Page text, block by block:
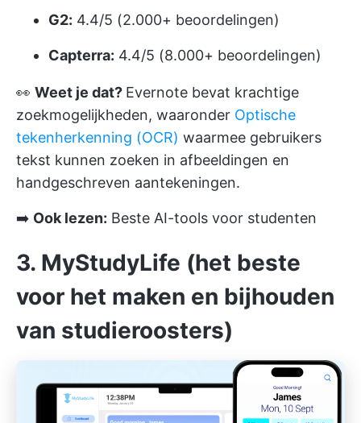
G2: 4.4/5 (2.000+ beoordelingen)
Capterra: 4.4/5 (8.000+ beoordelingen)
👀 Weet je dat? Evernote bevat krachtige
zoekmogelijkheden, waaronder Optische
tekenherkenning (OCR) waarmee gebruikers
tekst kunnen zoeken in afbeeldingen en
handgeschreven aantekeningen.
➡️ Ook lezen: Beste AI-tools voor studenten
3. MyStudyLife (het beste
voor het maken en bijhouden
van studieroosters)